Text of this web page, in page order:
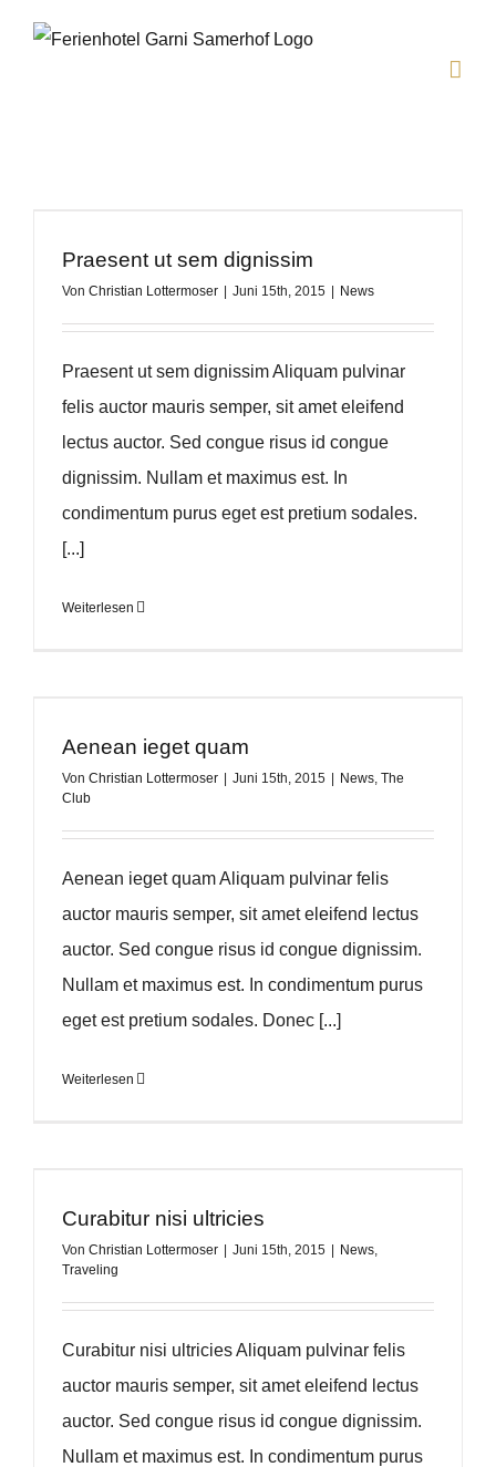
Praesent ut sem dignissim
Von Christian Lottermoser Juni 15th, 2015 News
Praesent ut sem dignissim Aliquam pulvinar
felis auctor mauris semper, sit amet eleifend
lectus auctor. Sed congue risus id congue
dignissim. Nullam et maximus est. In
condimentum purus eget est pretium sodales.
[...]
Weiterlesen
Aenean ieget quam
Von Christian Lottermoser Juni 15th, 2015 News, The
Club
Aenean ieget quam Aliquam pulvinar felis
auctor mauris semper, sit amet eleifend lectus
auctor. Sed congue risus id congue dignissim.
Nullam et maximus est. In condimentum purus
eget est pretium sodales. Donec [...]
Weiterlesen
Curabitur nisi ultricies
Von Christian Lottermoser Juni 15th, 2015 News,
Traveling
Curabitur nisi ultricies Aliquam pulvinar felis
auctor mauris semper, sit amet eleifend lectus
auctor. Sed congue risus id congue dignissim.
Nullam et maximus est. In condimentum purus